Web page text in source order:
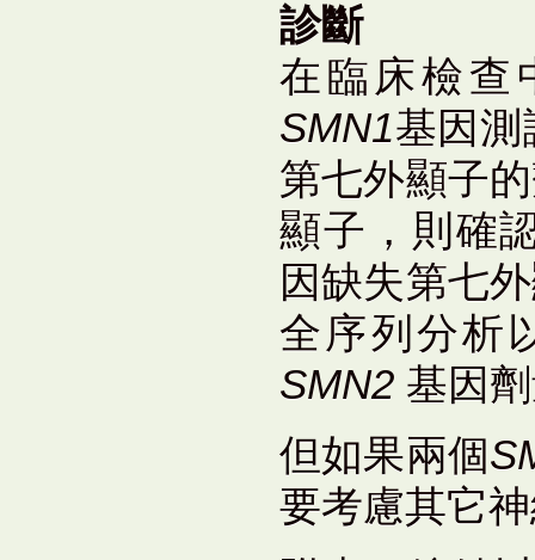
診斷
在臨床檢查
SMN1基因
第七外顯子
顯子，則確
因缺失第七
全序列分析
SMN2 基因
但如果兩個
要考慮其它